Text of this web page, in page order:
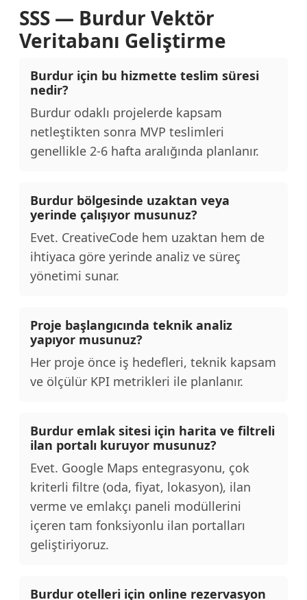
SSS — Burdur Vektör
Veritabanı Geliştirme
Burdur için bu hizmette teslim süresi
nedir?
Burdur odaklı projelerde kapsam
netleştikten sonra MVP teslimleri
genellikle 2-6 hafta aralığında planlanır.
Burdur bölgesinde uzaktan veya
yerinde çalışıyor musunuz?
Evet. CreativeCode hem uzaktan hem de
ihtiyaca göre yerinde analiz ve süreç
yönetimi sunar.
Proje başlangıcında teknik analiz
yapıyor musunuz?
Her proje önce iş hedefleri, teknik kapsam
ve ölçülür KPI metrikleri ile planlanır.
Burdur emlak sitesi için harita ve filtreli
ilan portalı kuruyor musunuz?
Evet. Google Maps entegrasyonu, çok
kriterli filtre (oda, fiyat, lokasyon), ilan
verme ve emlakçı paneli modüllerini
içeren tam fonksiyonlu ilan portalları
geliştiriyoruz.
Burdur otelleri için online rezervasyon